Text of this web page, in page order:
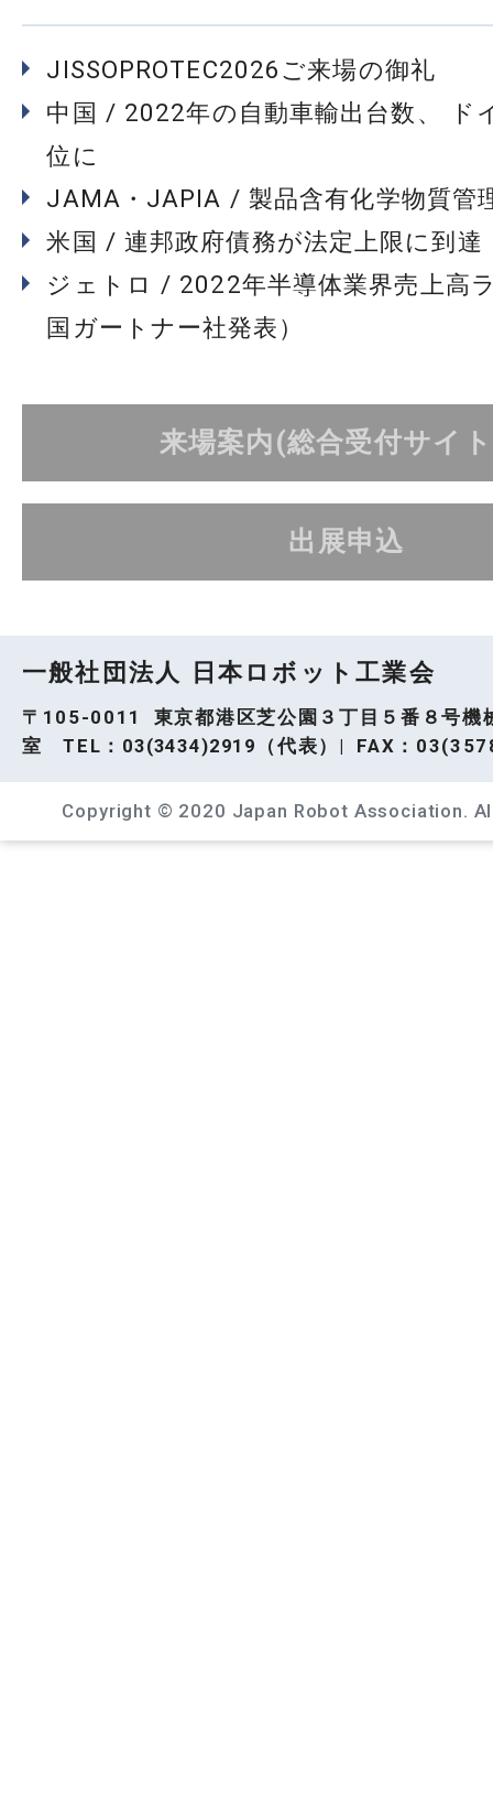
JISSOPROTEC2026ご来場の御礼
中国 / 2022年の自動車輸出台数、 ド
位に
JAMA・JAPIA / 製品含有化学物質管
米国 / 連邦政府債務が法定上限に到達
ジェトロ / 2022年半導体業界売上高
国ガートナー社発表）
来場案内(総合受付サイ
出展申込
一般社団法人 日本ロボット工業会
〒105-0011 東京都港区芝公園３丁目５番８号機
室 TEL： 03(3434)2919 （代表）| FAX：
Copyright © 2020 Japan Robot Association.